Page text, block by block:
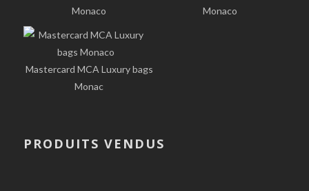
Monaco
Monaco
Mastercard MCA Luxury bags
Monac
PRODUITS VENDUS